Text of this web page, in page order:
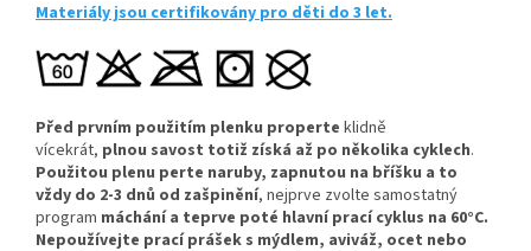
Materiály jsou certifikovány pro děti do 3 let.
Před prvním použitím plenku properte klidně
vícekrát, plnou savost totiž získá až po několika cyklech.
Použitou plenu perte naruby, zapnutou na bříšku a to
vždy do 2-3 dnů od zašpinění, nejprve zvolte samostatný
program máchání a teprve poté hlavní prací cyklus na 60°C.
Nepoužívejte prací prášek s mýdlem, aviváž, ocet nebo